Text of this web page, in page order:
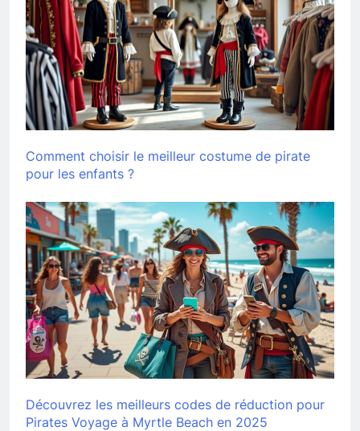
Comment choisir le meilleur costume de pirate
pour les enfants ?
Découvrez les meilleurs codes de réduction pour
Pirates Voyage à Myrtle Beach en 2025